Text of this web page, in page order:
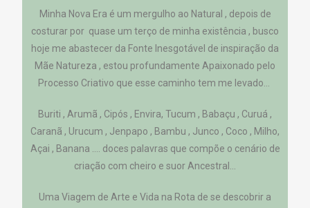
Minha Nova Era é um mergulho ao Natural , depois de
costurar por quase um terço de minha existência , busco
hoje me abastecer da Fonte Inesgotável de inspiração da
Mãe Natureza , estou profundamente Apaixonado pelo
Processo Criativo que esse caminho tem me levado…
Buriti , Arumã , Cipós , Envira, Tucum , Babaçu , Curuá ,
Caranã , Urucum , Jenpapo , Bambu , Junco , Coco , Milho,
Açai , Banana …. doces palavras que compõe o cenário de
criação com cheiro e suor Ancestral…
Uma Viagem de Arte e Vida na Rota de se descobrir a